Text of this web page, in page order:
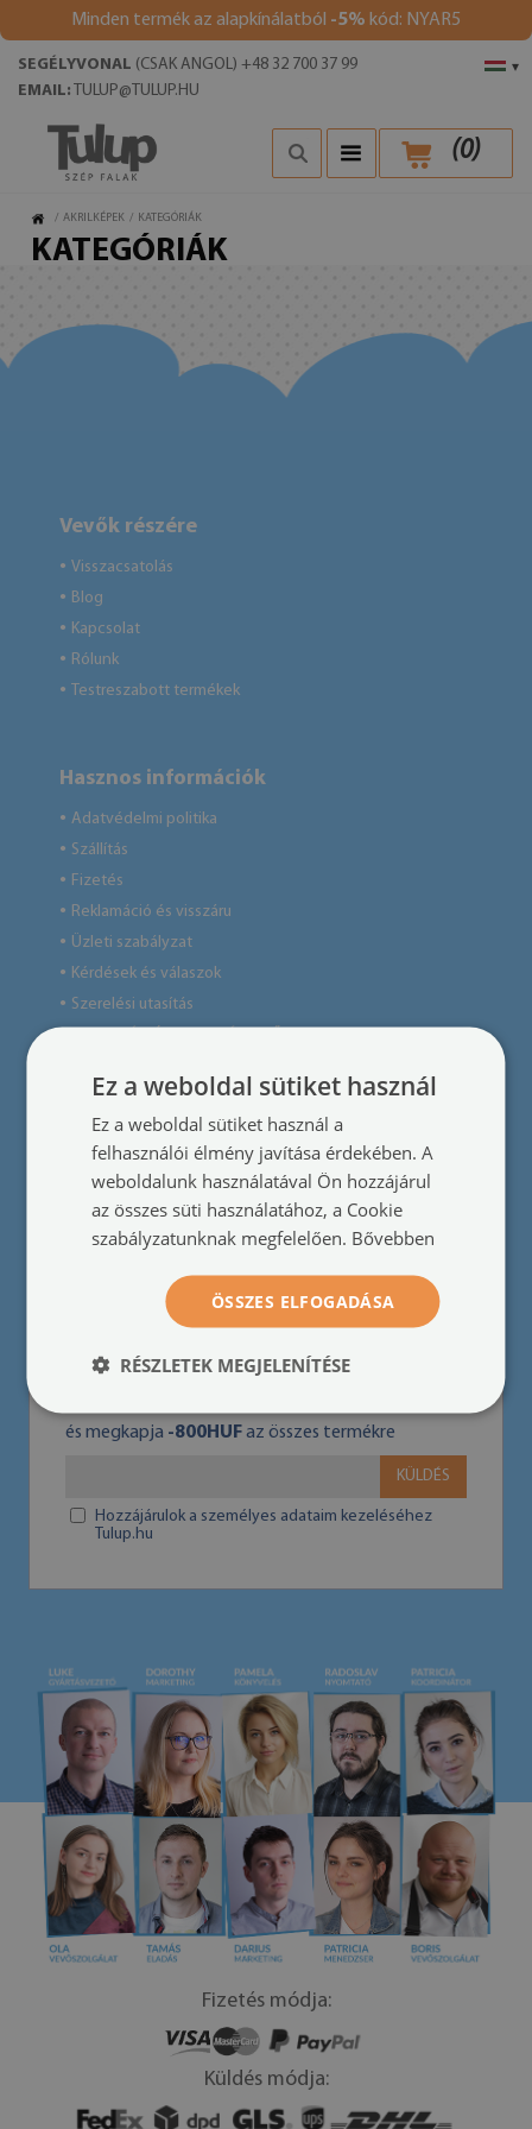
Minden termék az alapkínálatból -5% kód: NYAR5
▾
SEGÉLYVONAL (CSAK ANGOL) +48 32 700 37 99
EMAIL: TULUP@TULUP.HU
(0)
/ AKRILKÉPEK / KATEGÓRIÁK
KATEGÓRIÁK
Vevők részére
● Visszacsatolás
● Blog
● Kapcsolat
● Rólunk
● Testreszabott termékek
Hasznos információk
● Adatvédelmi politika
● Szállítás
● Fizetés
● Reklamáció és visszáru
● Üzleti szabályzat
● Kérdések és válaszok
● Szerelési utasítás
Együttműködés
HÍRLEVÉL
és megkapja -800HUFaz összes termékre
KÜLDÉS
Hozzájárulok a személyes adataim kezeléséhez
Tulup.hu
Fizetés módja:
Küldés módja:
Ez a weboldal sütiket használ
Ez a weboldal sütiket használ a
felhasználói élmény javítása érdekében. A
weboldalunk használatával Ön hozzájárul
az összes süti használatához, a Cookie
szabályzatunknak megfelelően. Bővebben
ÖSSZES ELFOGADÁSA
RÉSZLETEK MEGJELENÍTÉSE